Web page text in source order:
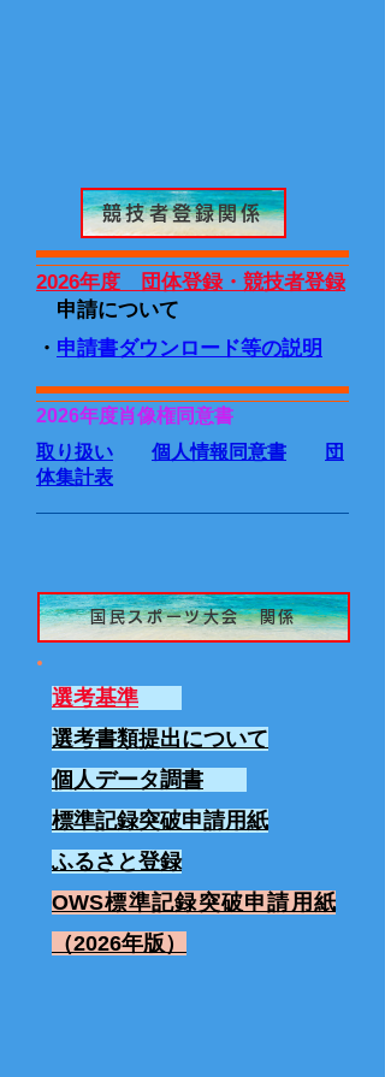
競技者登録関係
2026年度 団体登録・競技者登録
申請について
・ 申請書ダウンロード等の説明
2026年度肖像権同意書
取り扱い
個人情報同意書
団
体集計表
国民スポーツ大会 関係
選考基準
選考書類提出について
個人データ調書
標準記録突破申請用紙
ふるさと登録
OWS標準記録突破申請用紙
（2026年版）